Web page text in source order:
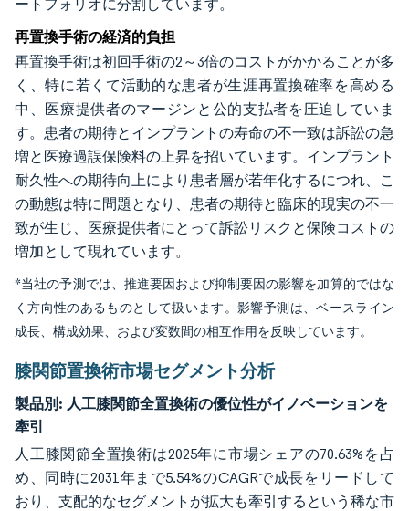
ートフォリオに分割しています。
再置換手術の経済的負担
再置換手術は初回手術の2～3倍のコストがかかることが多
く、特に若くて活動的な患者が生涯再置換確率を高める
中、医療提供者のマージンと公的支払者を圧迫していま
す。患者の期待とインプラントの寿命の不一致は訴訟の急
増と医療過誤保険料の上昇を招いています。インプラント
耐久性への期待向上により患者層が若年化するにつれ、こ
の動態は特に問題となり、患者の期待と臨床的現実の不一
致が生じ、医療提供者にとって訴訟リスクと保険コストの
増加として現れています。
*当社の予測では、推進要因および抑制要因の影響を加算的ではな
く方向性のあるものとして扱います。影響予測は、ベースライン
成長、構成効果、および変数間の相互作用を反映しています。
膝関節置換術市場セグメント分析
製品別: 人工膝関節全置換術の優位性がイノベーションを
牽引
人工膝関節全置換術は2025年に市場シェアの70.63%を占
め、同時に2031年まで5.54%のCAGRで成長をリードして
おり、支配的なセグメントが拡大も牽引するという稀な市